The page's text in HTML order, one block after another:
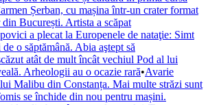
Șerban, cu mașina într-un crater format
București. Artista a scăpat
a plecat la Europenele de nataţie: Simt
o săptămână. Abia aştept să
atât de mult încât vechiul Pod al lui
Arheologii au o ocazie rară•Avarie
Malibu din Constanța. Mai multe străzi sunt
se închide din nou pentru mașini.